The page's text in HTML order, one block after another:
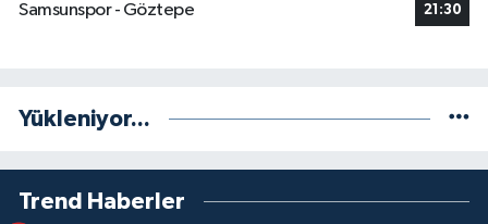
Samsunspor - Göztepe
21:30
Yükleniyor...
Trend Haberler